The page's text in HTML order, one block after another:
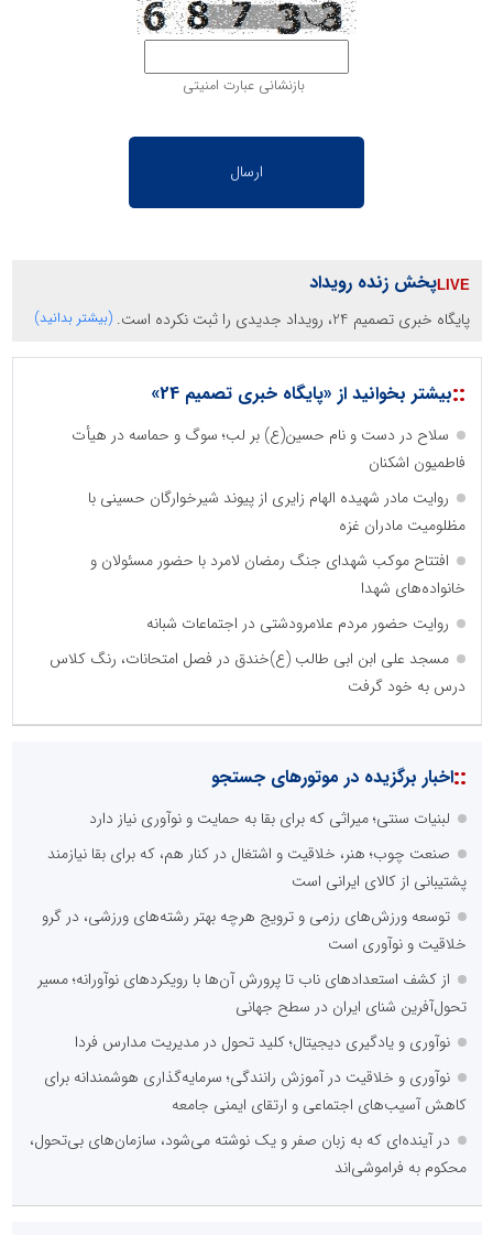
بازنشانی عبارت امنیتی
پخش زنده رویداد
پایگاه خبری تصمیم 24، رویداد جدیدی را ثبت نکرده است. (بیشتر بدانید)
::بیشتر بخوانید از «پایگاه خبری تصمیم 24»
سلاح در دست و نام حسین(ع) بر لب؛ سوگ و حماسه در هیأت
فاطمیون اشکنان
روایت مادر شهیده الهام زایری از پیوند شیرخوارگان حسینی با
مظلومیت مادران غزه
افتتاح موکب شهدای جنگ رمضان لامرد با حضور مسئولان و
خانواده‌های شهدا
روایت حضور مردم علامرودشتی در اجتماعات شبانه
مسجد علی ابن ابی طالب (ع)خندق در فصل امتحانات، رنگ کلاس
درس به خود گرفت
::اخبار برگزیده در موتورهای جستجو
لبنیات سنتی؛ میراثی که برای بقا به حمایت و نوآوری نیاز دارد
صنعت چوب؛ هنر، خلاقیت و اشتغال در کنار هم، که برای بقا نیازمند
پشتیبانی از کالای ایرانی است
توسعه ورزش‌های رزمی و ترویج هرچه بهتر رشته‌های ورزشی، در گرو
خلاقیت و نوآوری است
از کشف استعدادهای ناب تا پرورش آن‌ها با رویکردهای نوآورانه؛ مسیر
تحول‌آفرین شنای ایران در سطح جهانی
نوآوری و یادگیری دیجیتال؛ کلید تحول در مدیریت مدارس فردا
نوآوری و خلاقیت در آموزش رانندگی؛ سرمایه‌گذاری هوشمندانه برای
کاهش آسیب‌های اجتماعی و ارتقای ایمنی جامعه
در آینده‌ای که به زبان صفر و یک نوشته می‌شود، سازمان‌های بی‌تحول،
محکوم به فراموشی‌اند